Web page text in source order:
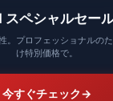
ペシャルセー
。プロフェッショナルの
け特別価格で。
今すぐチェック →